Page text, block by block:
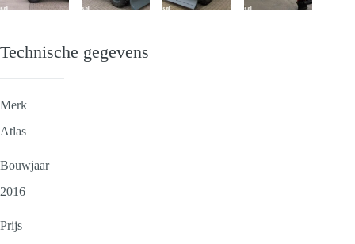
Technische gegevens
Merk
Atlas
Bouwjaar
2016
Prijs